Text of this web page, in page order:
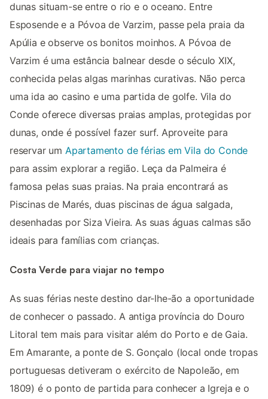
dunas situam-se entre o rio e o oceano. Entre
Esposende e a Póvoa de Varzim, passe pela praia da
Apúlia e observe os bonitos moinhos. A Póvoa de
Varzim é uma estância balnear desde o século XIX,
conhecida pelas algas marinhas curativas. Não perca
uma ida ao casino e uma partida de golfe. Vila do
Conde oferece diversas praias amplas, protegidas por
dunas, onde é possível fazer surf. Aproveite para
reservar um Apartamento de férias em Vila do Conde
para assim explorar a região. Leça da Palmeira é
famosa pelas suas praias. Na praia encontrará as
Piscinas de Marés, duas piscinas de água salgada,
desenhadas por Siza Vieira. As suas águas calmas são
ideais para famílias com crianças.
Costa Verde para viajar no tempo
As suas férias neste destino dar-lhe-ão a oportunidade
de conhecer o passado. A antiga província do Douro
Litoral tem mais para visitar além do Porto e de Gaia.
Em Amarante, a ponte de S. Gonçalo (local onde tropas
portuguesas detiveram o exército de Napoleão, em
1809) é o ponto de partida para conhecer a Igreja e o